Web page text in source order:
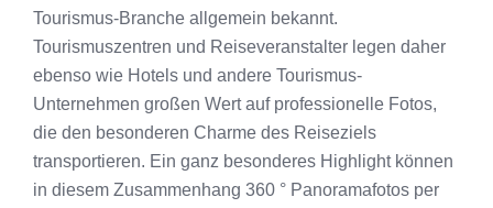
Tourismus-Branche allgemein bekannt.
Tourismuszentren und Reiseveranstalter legen daher
ebenso wie Hotels und andere Tourismus-
Unternehmen großen Wert auf professionelle Fotos,
die den besonderen Charme des Reiseziels
transportieren. Ein ganz besonderes Highlight können
in diesem Zusammenhang 360 ° Panoramafotos per